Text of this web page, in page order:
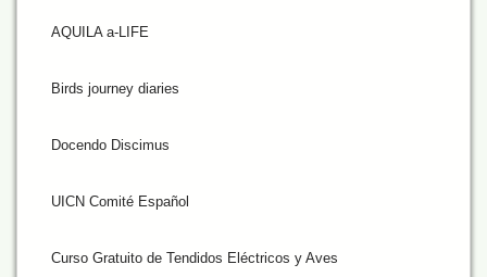
AQUILA a-LIFE
Birds journey diaries
Docendo Discimus
UICN Comité Español
Curso Gratuito de Tendidos Eléctricos y Aves